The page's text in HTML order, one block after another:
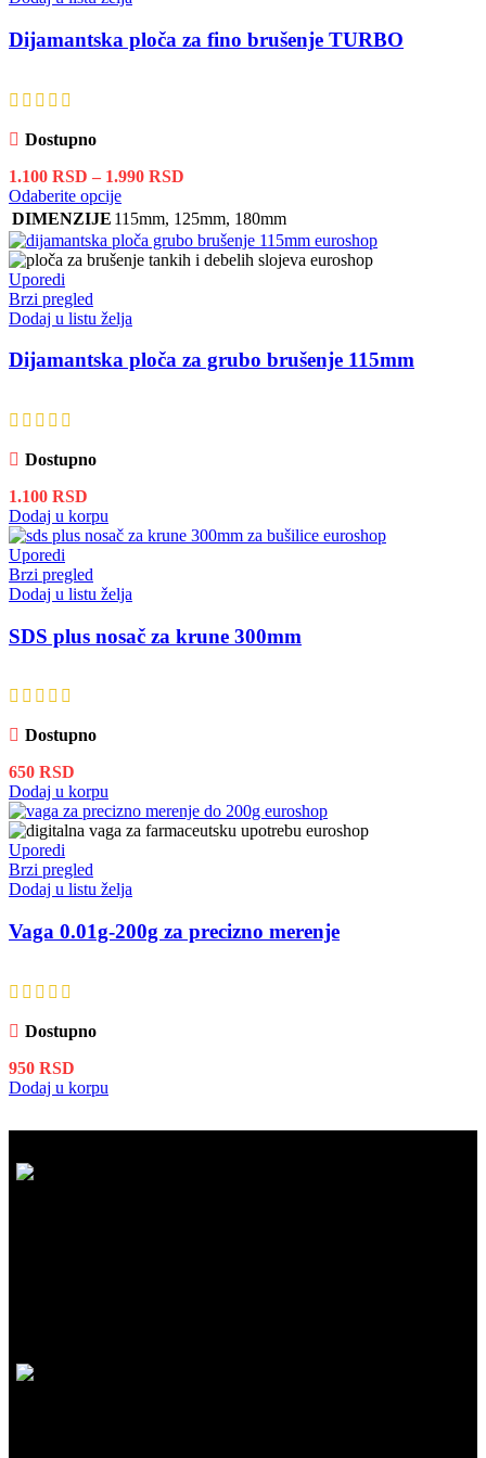
Dijamantska ploča za fino brušenje TURBO
Dostupno
1.100 RSD – 1.990 RSD
od
1.100 RSD
do
Odaberite opcijeOvaj
proizvod
ima
više
varijanti.
mogu
biti
izabrane
na
DIMENZIJE 115mm, 125mm, 180mm
Uporedi
Brzi pregled
Dodaj u listu želja
Dijamantska ploča za grubo brušenje 115mm
Dostupno
1.100 RSD
Dodaj u korpu
Uporedi
Brzi pregled
Dodaj u listu želja
SDS plus nosač za krune 300mm
Dostupno
650 RSD
Dodaj u korpu
Uporedi
Brzi pregled
Dodaj u listu želja
Vaga 0.01g-200g za precizno merenje
Dostupno
950 RSD
Dodaj u korpu